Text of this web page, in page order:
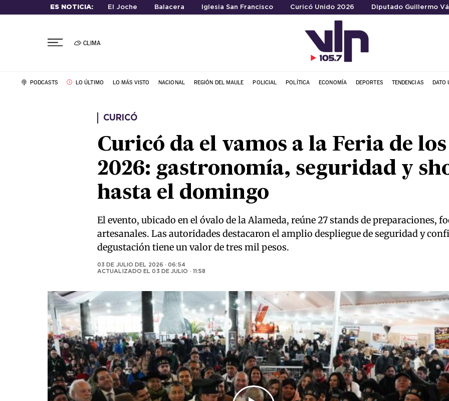
ES NOTICIA: El Joche Balacera Iglesia San Francisco Curicó Unido 2026 Diputado Guillermo
CLIMA
PODCASTS LO ÚLTIMO LO MÁS VISTO NACIONAL REGIÓN DEL MAULE POLICIAL POLÍTICA ECONOMÍA DEPORTES TENDENCIAS DATO
CURICÓ
Curicó da el vamos a la Feria de
2026: gastronomía, seguridad y
hasta el domingo
El evento, ubicado en el óvalo de la Alameda, reúne 27 stands de preparaciones,
artesanales. Las autoridades destacaron el amplio despliegue de seguridad y
degustación tiene un valor de tres mil pesos.
03 DE JULIO DEL 2026 · 06:54
ACTUALIZADO EL03 DE JULIO · 11:58